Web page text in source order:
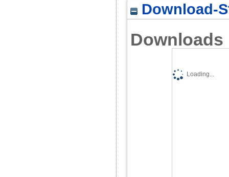
Download-
Downloads
Loading...